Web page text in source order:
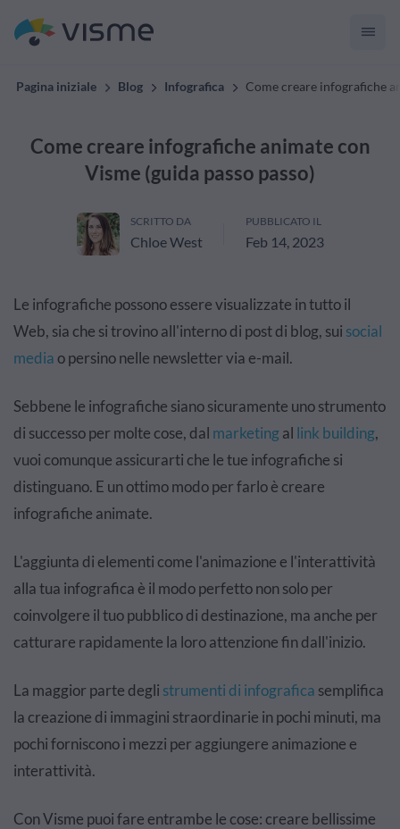
Pagina iniziale Blog Infografica Come creare infografiche
Come creare infografiche animate con
Visme (guida passo passo)
SCRITTO DA
Chloe West
PUBBLICATO IL
Feb 14, 2023
Le infografiche possono essere visualizzate in tutto il
Web, sia che si trovino all'interno di post di blog, sui social
media o persino nelle newsletter via e-mail.
Sebbene le infografiche siano sicuramente uno strumento
di successo per molte cose, dal marketingal link building,
vuoi comunque assicurarti che le tue infografiche si
distinguano. E un ottimo modo per farlo è creare
infografiche animate.
L'aggiunta di elementi come l'animazione e l'interattività
alla tua infografica è il modo perfetto non solo per
coinvolgere il tuo pubblico di destinazione, ma anche per
catturare rapidamente la loro attenzione fin dall'inizio.
La maggior parte degli strumenti di infografica semplifica
la creazione di immagini straordinarie in pochi minuti, ma
pochi forniscono i mezzi per aggiungere animazione e
interattività.
ConVisme puoi fare entrambe le cose: creare bellissime